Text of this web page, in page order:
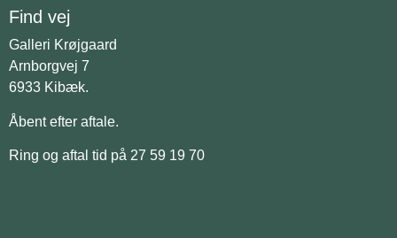
Find vej
Galleri Krøjgaard
Arnborgvej 7
6933 Kibæk.
Åbent efter aftale.
Ring og aftal tid på 27 59 19 70